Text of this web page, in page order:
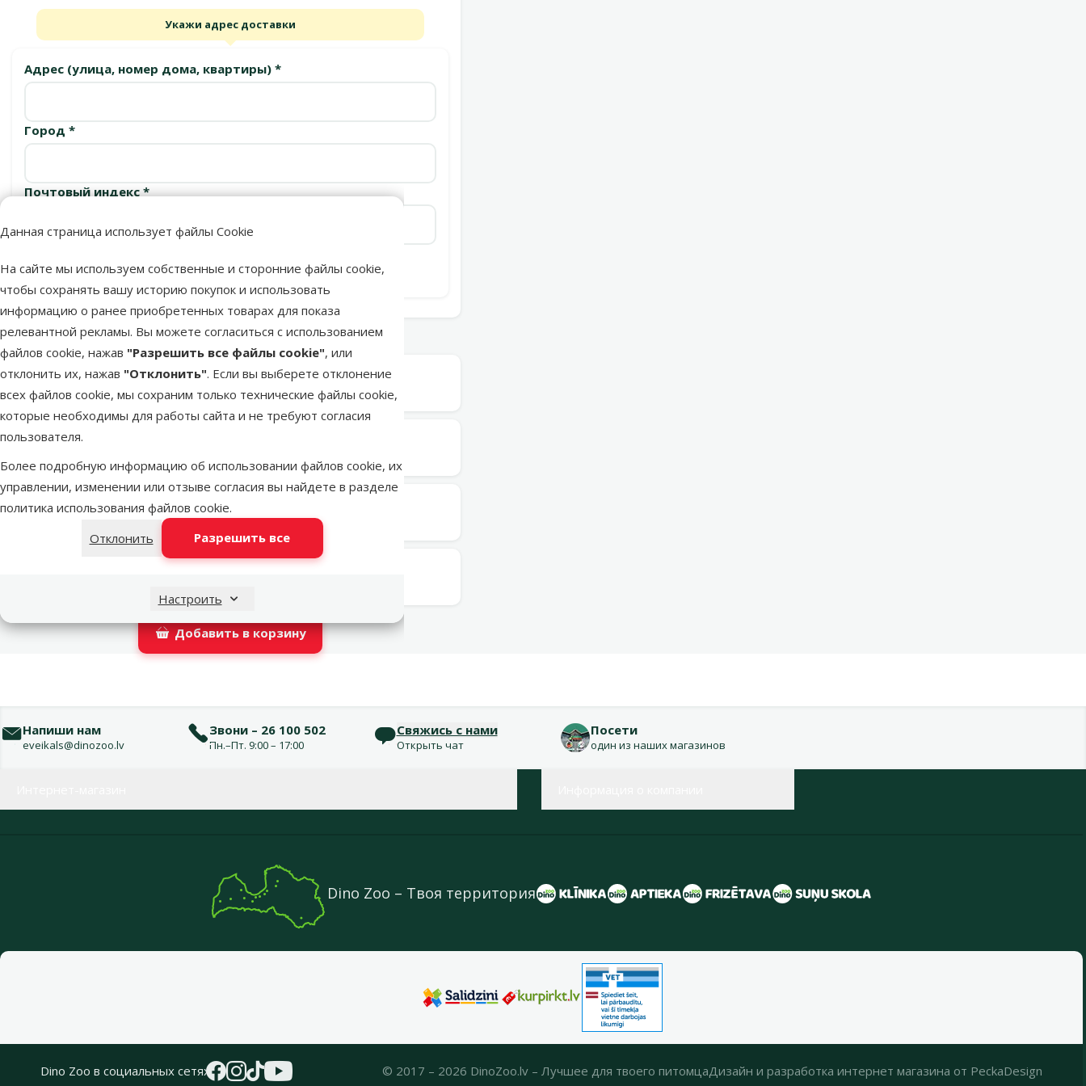
Данная страница использует файлы Cookie
На сайте мы используем собственные и сторонние файлы cookie,
чтобы сохранять вашу историю покупок и использовать
информацию о ранее приобретенных товарах для показа
релевантной рекламы. Вы можете согласиться с использованием
файлов cookie, нажав "Разрешить все файлы cookie", или
отклонить их, нажав "Отклонить". Если вы выберете отклонение
всех файлов cookie, мы сохраним только технические файлы cookie,
которые необходимы для работы сайта и не требуют согласия
пользователя.
Более подробную информацию об использовании файлов cookie, их
управлении, изменении или отзыве согласия вы найдете в разделе
политика использования файлов cookie.
Отклонить
Разрешить все
Настроить
Укажи адрес доставки
Адрес (улица, номер дома, квартиры) *
Город *
Почтовый индекс *
Подтвердить
Latvijas Pasts пакомат в среду
LATVIJAS PASTS почтовое отделение
Добавить в корзину
Напиши нам
eveikals@dinozoo.lv
Звони – 26 100 502
Пн.–Пт. 9:00 – 17:00
Свяжись с нами
Открыть чат
Посети
один из наших магазинов
Dino Zoo – Твоя территория
Dino Zoo в социальных сетях © 2017 – 2026 DinoZoo.lv – Лучшее для твоего питомцаДизайн и разработка интернет магазина от PeckaDesign